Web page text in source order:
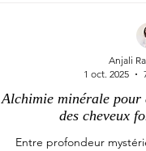
Alchimie minérale pour
des cheveux
Entre profondeur
Anjali
1 oct. 2025